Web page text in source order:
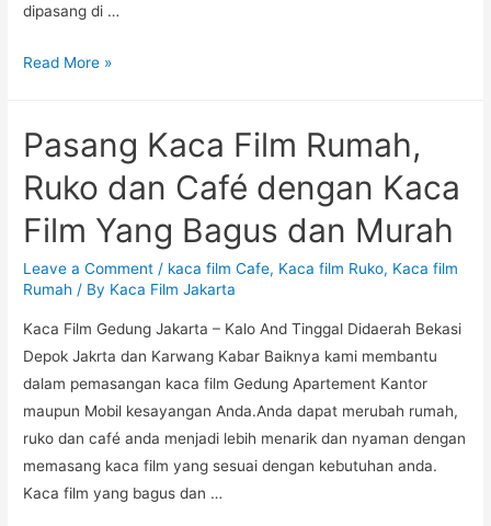
dipasang di …
Inilah
Film
biasa
pasang
Mobil
Gedung/Rumah
Read More »
Pasang Kaca Film Rumah,
Ruko dan Café dengan Kaca
Film Yang Bagus dan Murah
Leave a Comment / kaca film Cafe, Kaca film Ruko, Kaca film
Rumah / By Kaca Film Jakarta
Kaca Film Gedung Jakarta – Kalo And Tinggal Didaerah Bekasi
Depok Jakrta dan Karwang Kabar Baiknya kami membantu
dalam pemasangan kaca film Gedung Apartement Kantor
maupun Mobil kesayangan Anda.Anda dapat merubah rumah,
ruko dan café anda menjadi lebih menarik dan nyaman dengan
memasang kaca film yang sesuai dengan kebutuhan anda.
Kaca film yang bagus dan …